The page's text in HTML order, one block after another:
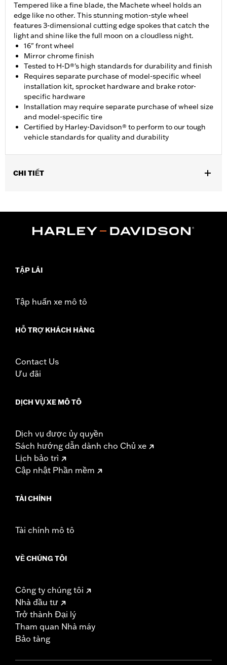
Tempered like a fine blade, the Machete wheel holds an
edge like no other. This stunning motion-style wheel
features 3-dimensional cutting edge spokes that catch the
light and shine like the full moon on a cloudless night.
16" front wheel
Mirror chrome finish
Tested to H-D®'s high standards for durability and finish
Requires separate purchase of model-specific wheel
installation kit, sprocket hardware and brake rotor-
specific hardware
Installation may require separate purchase of wheel size
and model-specific tire
Certified by Harley-Davidson® to perform to our tough
vehicle standards for quality and durability
CHI TIẾT
Position On Bike: Front
Sold Separately:
Material:Cast Aluminum
WARRANTY:1 year limited warranty – Go to
TẬP LÁI
Tập huấn xe mô tô
HỖ TRỢ KHÁCH HÀNG
Contact Us
Ưu đãi
DỊCH VỤ XE MÔ TÔ
Dịch vụ được ủy quyền
Sách hướng dẫn dành cho Chủ xe
Lịch bảo trì
Cập nhật Phần mềm
TÀI CHÍNH
Tài chính mô tô
VỀ CHÚNG TÔI
Công ty chúng tôi
Nhà đầu tư
Trở thành Đại lý
Tham quan Nhà máy
Bảo tàng